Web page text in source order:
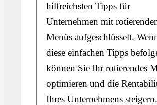
hilfreichsten Tipps für
Unternehmen mit
Menüs aufgeschlüsselt.
diese einfachen Tipps
können Sie Ihr rotierendes
optimieren und die
Ihres Unternehmens steigern.